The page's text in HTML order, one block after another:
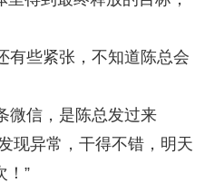
些紧张，不知道陈总会
信，是陈总发过来
现异常，干得不错，明天
！”